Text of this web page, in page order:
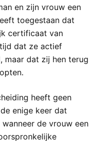
en zijn vrouw een
toegestaan dat
certificaat van
dat ze actief
maar dat zij hen terug
heeft geen
enige keer dat
wanneer de vrouw een